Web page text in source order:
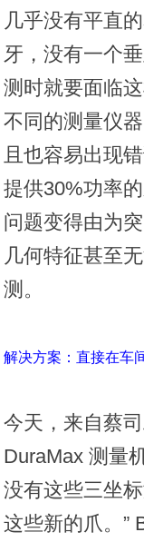
几乎没有平直
牙，没有一个
测时就要面临
不同的测量仪
且也容易出现
提供30%功率
问题变得由为
几何特征甚至
测。
解决方案：直接在车
今天，来自蔡
DuraMax测量
没有这些三坐
这些新的爪。”